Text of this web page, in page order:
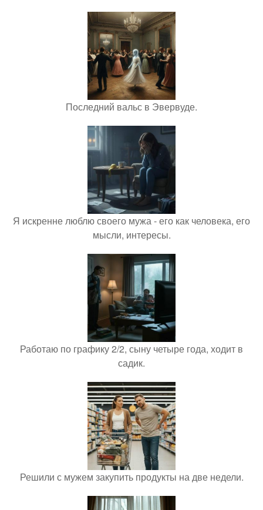
Последний вальс в Эвервуде.
Я искренне люблю своего мужа - его как человека, его
мысли, интересы.
Работаю по графику 2/2, сыну четыре года, ходит в
садик.
Решили с мужем закупить продукты на две недели.